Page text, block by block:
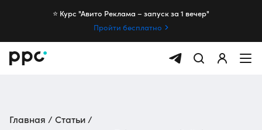
⭐️ Курс "Авито Реклама – запуск за 1 вечер"
Пройти бесплатно
Главная
Статьи